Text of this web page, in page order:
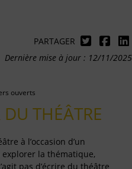
PARTAGER
Dernière mise à jour : 12/11/2025
ouverts
THÉÂTRE
à l’occasion d’un
explorer la thématique,
pas d’écrire du théâtre